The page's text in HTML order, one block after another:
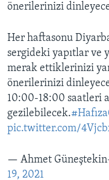
önerilerinizi
Her haftasonu
sergideki yapıtlar ve
merak ettiklerinizi
önerilerinizi
10:00-18:00 saatleri
gezilebilecek.
pic.twitter.com/
— Ahmet
19, 2021